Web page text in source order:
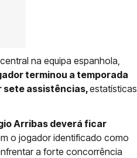
na equipa espanhola,
terminou a temporada
sete assistências,estatísticas
Arribas deverá ficar
o jogador identificado como
a forte concorrência